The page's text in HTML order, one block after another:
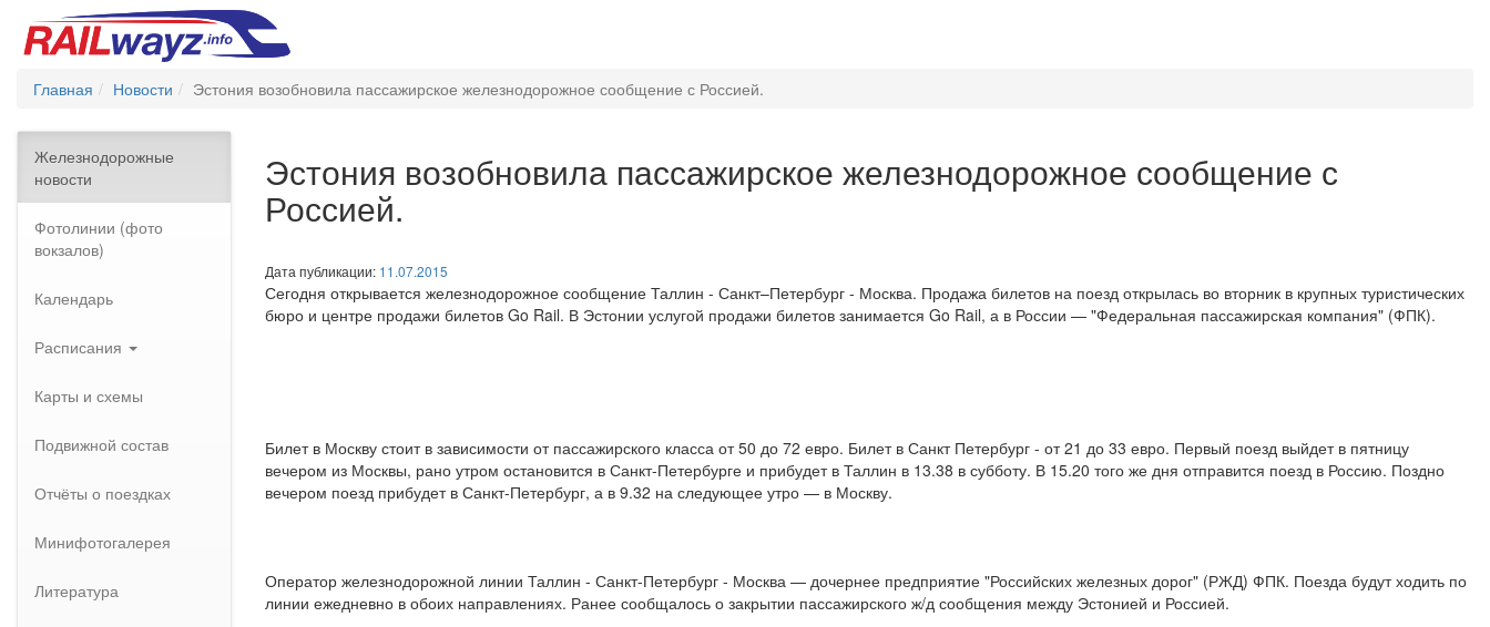
Главная Новости Эстония возобновила пассажирское железнодорожное сообщение с Россией.
Железнодорожные
новости
Фотолинии (фото
вокзалов)
Календарь
Расписания
Карты и схемы
Подвижной состав
Отчёты о поездках
Минифотогалерея
Литература
Эстония возобновила пассажирское железнодорожное сообщение с
Россией.
Дата публикации: 11.07.2015
Сегодня открывается железнодорожное сообщение Таллин - Санкт–Петербург - Москва. Продажа билетов на поезд открылась во вторник в крупных туристических
бюро и центре продажи билетов Go Rail. В Эстонии услугой продажи билетов занимается Go Rail, а в России — "Федеральная пассажирская компания" (ФПК).
Билет в Москву стоит в зависимости от пассажирского класса от 50 до 72 евро. Билет в Санкт­ Петербург - от 21 до 33 евро. Первый поезд выйдет в пятницу
вечером из Москвы, рано утром остановится в Санкт-­Петербурге и прибудет в Таллин в 13.38 в субботу. В 15.20 того же дня отправится поезд в Россию. Поздно
вечером поезд прибудет в Санкт­-Петербург, а в 9.32 на следующее утро — в Москву.
Оператор железнодорожной линии Таллин - ­Санкт-Петербург ­- Москва — дочернее предприятие "Российских железных дорог" (РЖД) ФПК. Поезда будут ходить по
линии ежедневно в обоих направлениях. Ранее сообщалось о закрытии пассажирского ж/д сообщения между Эстонией и Россией.